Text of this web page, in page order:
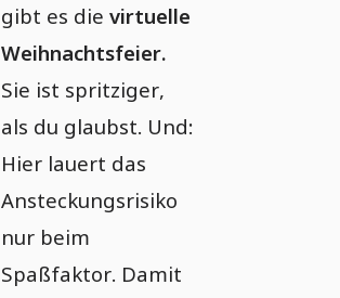
gibt es die virtuelle
Weihnachtsfeier.
Sie ist spritziger,
als du glaubst. Und:
Hier lauert das
Ansteckungsrisiko
nur beim
Spaßfaktor. Damit